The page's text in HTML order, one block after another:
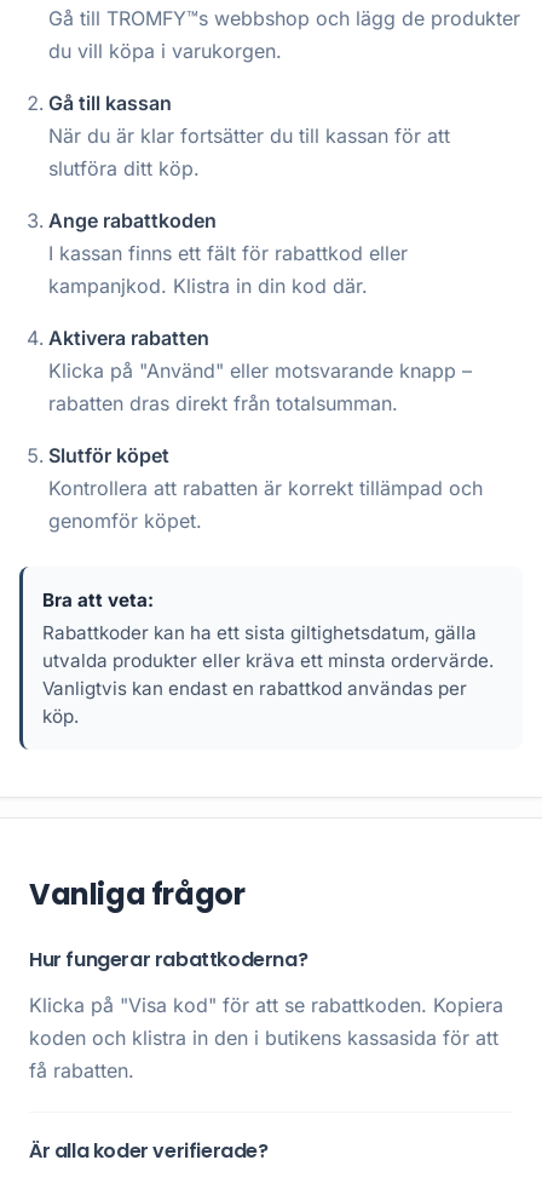
Gå till TROMFY™s webbshop och lägg de produkter
du vill köpa i varukorgen.
Gå till kassan
När du är klar fortsätter du till kassan för att
slutföra ditt köp.
Ange rabattkoden
I kassan finns ett fält för rabattkod eller
kampanjkod. Klistra in din kod där.
Aktivera rabatten
Klicka på "Använd" eller motsvarande knapp –
rabatten dras direkt från totalsumman.
Slutför köpet
Kontrollera att rabatten är korrekt tillämpad och
genomför köpet.
Bra att veta:
Rabattkoder kan ha ett sista giltighetsdatum, gälla
utvalda produkter eller kräva ett minsta ordervärde.
Vanligtvis kan endast en rabattkod användas per
köp.
Vanliga frågor
Hur fungerar rabattkoderna?
Klicka på "Visa kod" för att se rabattkoden. Kopiera
koden och klistra in den i butikens kassasida för att
få rabatten.
Är alla koder verifierade?